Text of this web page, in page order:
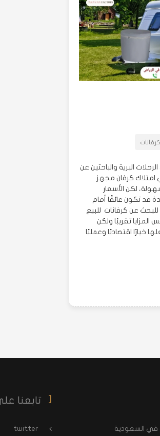
كرفانات
البرية والباحثين عن
امتلاك كرفان مجهز
لكن الأسعار
قد تكون عائقًا أمام
عن كرفانات للبيع
تقريبًا ولكن
خيارًا اقتصاديًا وعمليًا
في السعودية
تابعنا
twitter